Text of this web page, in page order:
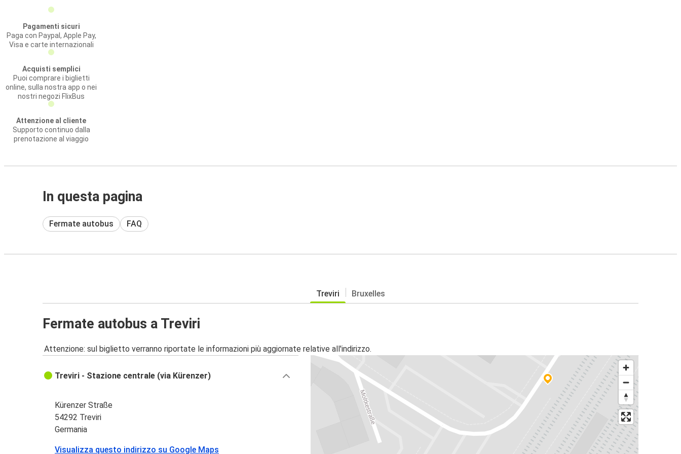
Pagamenti sicuri
Paga con Paypal, Apple Pay,
Visa e carte internazionali
Acquisti semplici
Puoi comprare i biglietti
online, sulla nostra app o nei
nostri negozi FlixBus
Attenzione al cliente
Supporto continuo dalla
prenotazione al viaggio
In questa pagina
Fermate autobus FAQ
Treviri Bruxelles
Fermate autobus a Treviri
Attenzione: sul biglietto verranno riportate le informazioni più aggiornate relative all'indirizzo.
Treviri - Stazione centrale (via Kürenzer)
Kürenzer Straße
54292 Treviri
Germania
Visualizza questo indirizzo su Google Maps